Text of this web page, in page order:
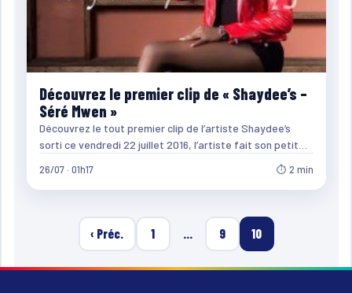
Découvrez le premier clip de « Shaydee’s –
Séré Mwen »
Découvrez le tout premier clip de l’artiste Shaydee’s
sorti ce vendredi 22 juillet 2016, l’artiste fait son petit…
26/07 · 01h17 ⏱ 2 min
‹ Préc. 1 … 9 10